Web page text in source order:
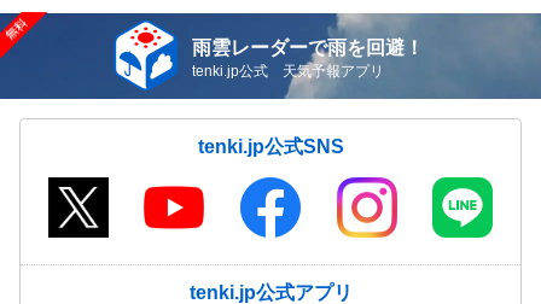
雨雲レーダーで雨を回避！
tenki.jp公式 天気予報アプリ
tenki.jp公式SNS
tenki.jp公式アプリ